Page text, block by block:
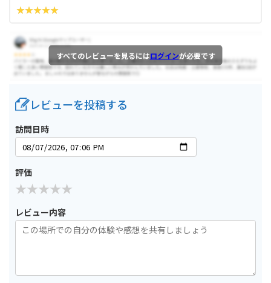
すべてのレビューを見るにはログインが必要です
レビューを投稿する
訪問日時
評価
レビュー内容